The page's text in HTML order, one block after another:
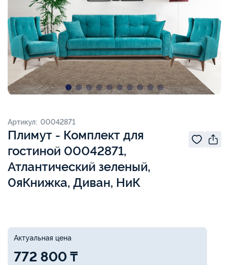
Плимут - Комплект для
гостиной 00042871,
Атлантический зеленый,
0яКнижка, Диван, НиК
Артикул: 00042871
Актуальная цена
772 800 ₸